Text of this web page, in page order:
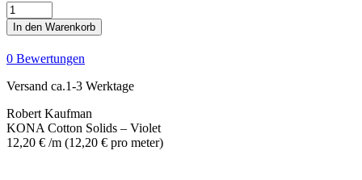
KONA
Cotton
Solids
-
Violet
Menge
In den Warenkorb
0 Bewertungen
Versand ca.1-3 Werktage
Robert Kaufman
KONA Cotton Solids – Violet
12,20 € /m (12,20 € pro meter)